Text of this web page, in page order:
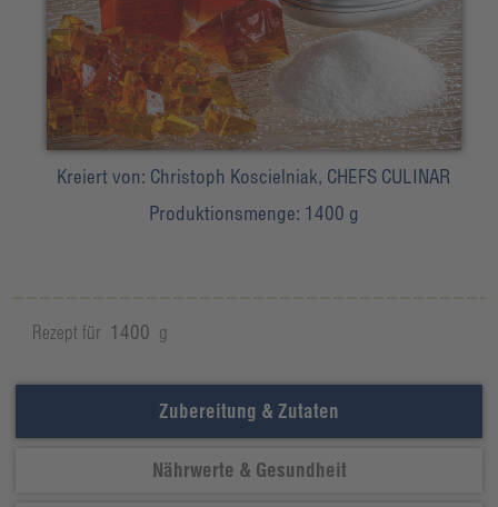
Kreiert von: Christoph Koscielniak, CHEFS CULINAR
Produktionsmenge: 1400 g
Rezept für 1400 g
Zubereitung & Zutaten
Nährwerte & Gesundheit